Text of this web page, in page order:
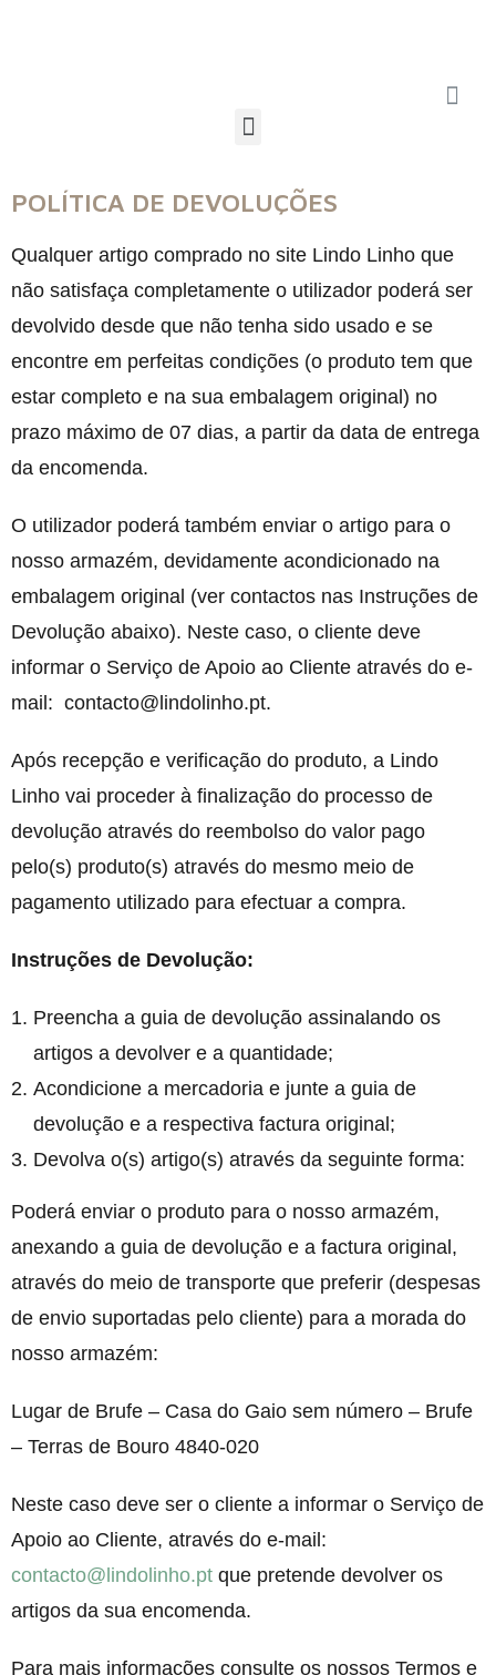
POLÍTICA DE DEVOLUÇÕES
Qualquer artigo comprado no site Lindo Linho que
não satisfaça completamente o utilizador poderá ser
devolvido desde que não tenha sido usado e se
encontre em perfeitas condições (o produto tem que
estar completo e na sua embalagem original) no
prazo máximo de 07 dias, a partir da data de entrega
da encomenda.
O utilizador poderá também enviar o artigo para o
nosso armazém, devidamente acondicionado na
embalagem original (ver contactos nas Instruções de
Devolução abaixo). Neste caso, o cliente deve
informar o Serviço de Apoio ao Cliente através do e-
mail: contacto@lindolinho.pt.
Após recepção e verificação do produto, a Lindo
Linho vai proceder à finalização do processo de
devolução através do reembolso do valor pago
pelo(s) produto(s) através do mesmo meio de
pagamento utilizado para efectuar a compra.
Instruções de Devolução:
Preencha a guia de devolução assinalando os
artigos a devolver e a quantidade;
Acondicione a mercadoria e junte a guia de
devolução e a respectiva factura original;
Devolva o(s) artigo(s) através da seguinte forma:
Poderá enviar o produto para o nosso armazém,
anexando a guia de devolução e a factura original,
através do meio de transporte que preferir (despesas
de envio suportadas pelo cliente) para a morada do
nosso armazém:
Lugar de Brufe – Casa do Gaio sem número – Brufe
– Terras de Bouro 4840-020
Neste caso deve ser o cliente a informar o Serviço de
Apoio ao Cliente, através do e-mail:
contacto@lindolinho.pt que pretende devolver os
artigos da sua encomenda.
Para mais informações consulte os nossos Termos e